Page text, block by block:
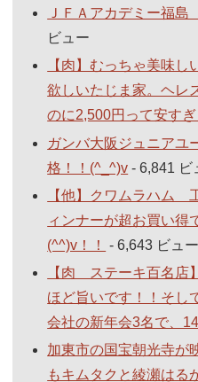
ＪＦＡアカデミー福
ビュー
【肉】むっちゃ美味
欲しいたじま家。ヘ
のに2,500円って安すぎ
ガンバ大阪ジュニア
格！！(^_^)v - 6,841 ビ
【他】クワムラハム
ィンナーが超お買い得
(^^)v！！
- 6,643 ビュー
【肉 ステーキ百名店
ほど旨いです！！そし
会社の新年会3名で、
加東市の国宝朝光寺が
もキムタクと綾瀬はる